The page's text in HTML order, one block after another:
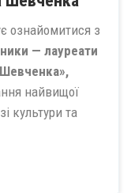
ознайомитися з
— лауреати
Шевченка»,
найвищої
культури та